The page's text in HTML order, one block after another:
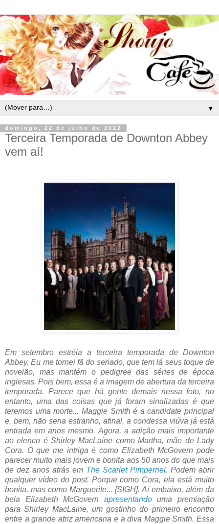
▼
domingo, 22 de julho de 2012
Terceira Temporada de Downton Abbey
vem aí!
Em setembro estréia a terceira temporada de Downton
Abbey. Eu me tornei fã do seriado, que tem lá seus toque de
novelão, mas mantém o pedigree das séries de época
inglesas. Pois bem, essa é a imagem de abertura da terceira
temporada. Parece que há gente demais nessa foto, no
entanto, uma das coisas que já foram sinalizadas é que
teremos uma morte... Maggie Smith é a candidate principal
e, bem, não seria estranho, afinal, a condessa viúva já está
entrada em anos mesmo. Agora, a adição mais importante
ao elenco é Shirley MacLaine como Martha, mãe de Lady
Cora. O que me intriga é como Elizabeth McGovern pode
parecer muito mais jovem e bonita aos 50 anos do que mais
de dez anos atrás em The Scarlet Pimpernel. Podem abrir
qualquer vídeo do post. Porque como Cora, ela está muito
bonita, mas como Marguerite... [SIGH]. Aí embaixo, além da
bela Elizabeth McGovern apresentandouma premiação
para Shirley MacLaine, um gostinho do primeiro encontro
entre a grande atriz americana e a diva Maggie Smith. Essa